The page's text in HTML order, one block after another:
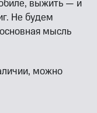
выжить — и
Не будем
мысль
можно